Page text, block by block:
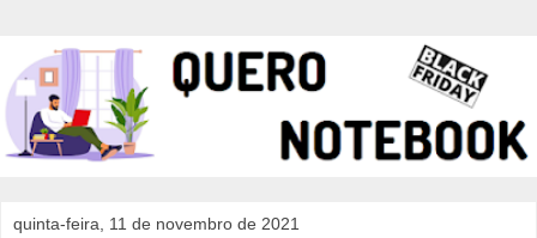
quinta-feira, 11 de novembro de 2021